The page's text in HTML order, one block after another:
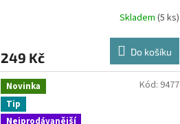
Skladem (5 ks)
249 Kč Do košíku
Novinka
Tip
Nejprodávanější
Kód: 9477